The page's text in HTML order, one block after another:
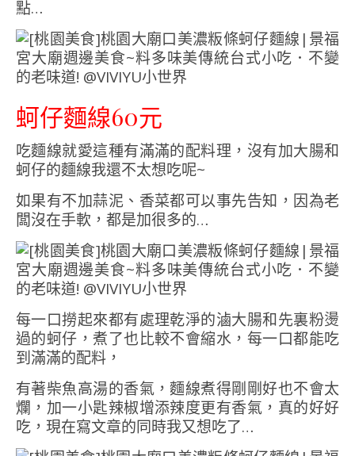
點…
蚵仔麵線60元
吃麵線就愛這種有滿滿的配料理，沒有加大腸和
蚵仔的麵線我還不太想吃呢~
如果有不加蒜泥、香菜都可以事先告知，因為老
闆沒在手軟，都是加很多的…
每一口撈起來都有處理乾淨的滷大腸和先裏粉燙
過的蚵仔，煮了也比較不會縮水，每一口都能吃
到滿滿的配料，
有著柴魚高湯的香氣，麵線煮得剛剛好也不會太
爛，加一小匙辣椒增添辣度更有香氣，真的好好
吃，現在寫文章的同時我又想吃了…